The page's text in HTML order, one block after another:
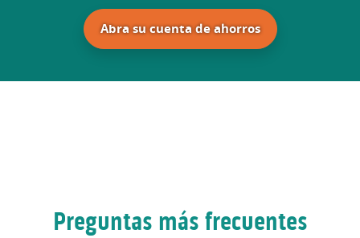
Abra su cuenta de ahorros(Abre en una
Preguntas más frecuentes